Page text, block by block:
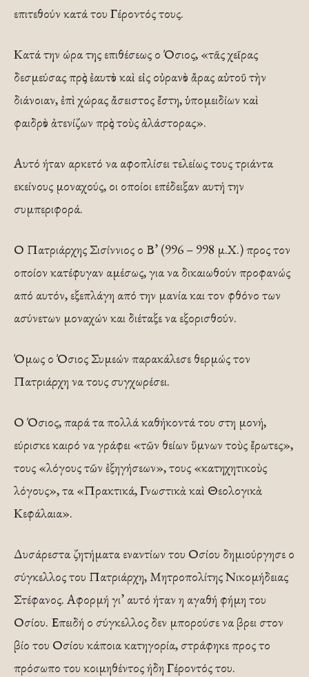
επιτεθούν κατά του Γέροντός τους.
Κατά την ώρα της επιθέσεως ο Όσιος, «τᾶς χεῖρας
δεσμεύσας πρὸς ἐαυτὸν καὶ εἰς οὐρανὸν ἄρας αὐτοῦ τὴν
διάνοιαν, ἐπὶ χώρας ἄσειστος ἔστη, ὑπομειδίων καὶ
φαιδρὸν ἀτενίζων πρὸς τοὺς ἀλάστορας».
Αυτό ήταν αρκετό να αφοπλίσει τελείως τους τριάντα
εκείνους μοναχούς, οι οποίοι επέδειξαν αυτή την
συμπεριφορά.
Ο Πατριάρχης Σισίννιος ο Β’ (996 – 998 μ.Χ.) προς τον
οποίον κατέφυγαν αμέσως, για να δικαιωθούν προφανώς
από αυτόν, εξεπλάγη από την μανία και τον φθόνο των
ασύνετων μοναχών και διέταξε να εξορισθούν.
Όμως ο Όσιος Συμεών παρακάλεσε θερμώς τον
Πατριάρχη να τους συγχωρέσει.
Ο Όσιος, παρά τα πολλά καθήκοντά του στη μονή,
εύρισκε καιρό να γράφει «τῶν θείων ὕμνων τοὺς ἔρωτες»,
τους «λόγους τῶν ἐξηγήσεων», τους «κατηχητικοὺς
λόγους», τα «Πρακτικά, Γνωστικὰ καὶ Θεολογικὰ
Κεφάλαια».
Δυσάρεστα ζητήματα εναντίων του Οσίου δημιούργησε ο
σύγκελλος του Πατριάρχη, Μητροπολίτης Νικομήδειας
Στέφανος. Αφορμή γι’ αυτό ήταν η αγαθή φήμη του
Οσίου. Επειδή ο σύγκελλος δεν μπορούσε να βρει στον
βίο του Οσίου κάποια κατηγορία, στράφηκε προς το
πρόσωπο του κοιμηθέντος ήδη Γέροντός του.